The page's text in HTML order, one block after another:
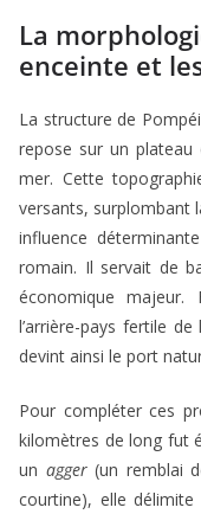
La
enceinte et
La structure de
repose sur un plateau
mer. Cette
versants, surplombant
influence
romain. Il servait de
économique majeur.
l’arrière-pays fertile
devint ainsi le port
Pour compléter ces
kilomètres de long fut
un agger (un remblai
courtine), elle